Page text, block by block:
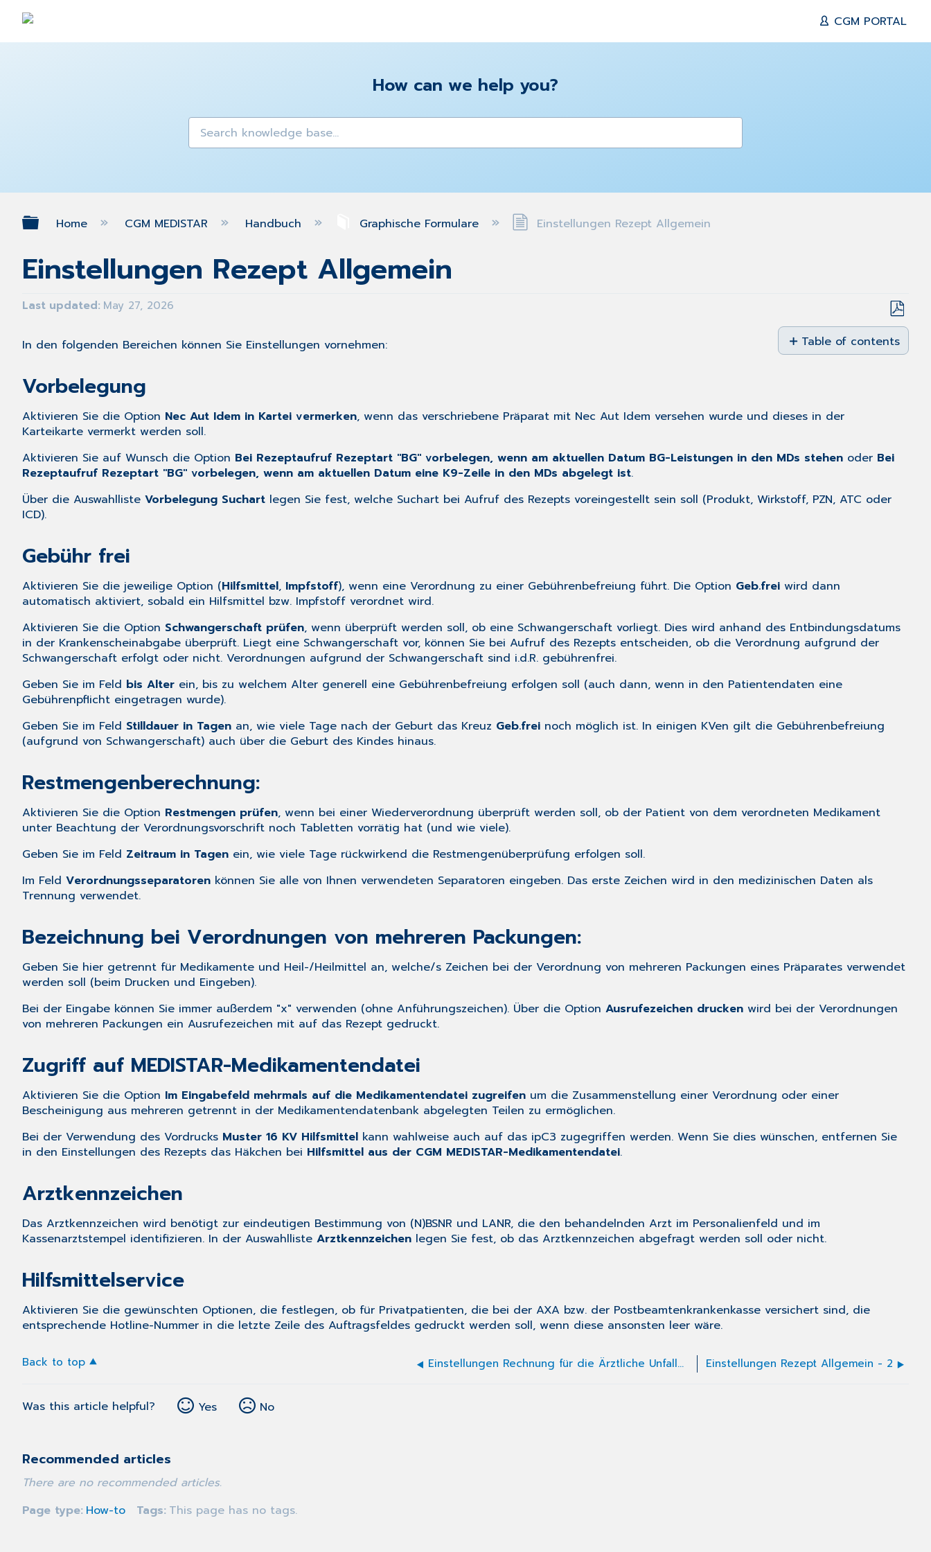
CGM PORTAL
How can we help you?
Expand/collapse global hierarchy
Home CGM MEDISTAR Handbuch Graphische Formulare Einstellungen Rezept Allgemein
Einstellungen Rezept Allgemein
Last updated May 27, 2026
Save
as
PDF
Table of contents
Verordnungen
mehreren
Packungen:
Arztkennzeichen
In den folgenden Bereichen können Sie Einstellungen vornehmen:
Vorbelegung
Aktivieren Sie die Option Nec Aut Idem in Kartei vermerken, wenn das verschriebene Präparat mit Nec Aut Idem versehen wurde und dieses in der
Karteikarte vermerkt werden soll.
Aktivieren Sie auf Wunsch die Option Bei Rezeptaufruf Rezeptart "BG" vorbelegen, wenn am aktuellen Datum BG-Leistungen in den MDs stehen oder Bei
Rezeptaufruf Rezeptart "BG" vorbelegen, wenn am aktuellen Datum eine K9-Zeile in den MDs abgelegt ist.
Über die Auswahlliste Vorbelegung Suchart legen Sie fest, welche Suchart bei Aufruf des Rezepts voreingestellt sein soll (Produkt, Wirkstoff, PZN, ATC oder
ICD).
Gebühr frei
Aktivieren Sie die jeweilige Option (Hilfsmittel, Impfstoff), wenn eine Verordnung zu einer Gebührenbefreiung führt. Die Option Geb.frei wird dann
automatisch aktiviert, sobald ein Hilfsmittel bzw. Impfstoff verordnet wird.
Aktivieren Sie die Option Schwangerschaft prüfen, wenn überprüft werden soll, ob eine Schwangerschaft vorliegt. Dies wird anhand des Entbindungsdatums
in der Krankenscheinabgabe überprüft. Liegt eine Schwangerschaft vor, können Sie bei Aufruf des Rezepts entscheiden, ob die Verordnung aufgrund der
Schwangerschaft erfolgt oder nicht. Verordnungen aufgrund der Schwangerschaft sind i.d.R. gebührenfrei.
Geben Sie im Feld bis Alter ein, bis zu welchem Alter generell eine Gebührenbefreiung erfolgen soll (auch dann, wenn in den Patientendaten eine
Gebührenpflicht eingetragen wurde).
Geben Sie im Feld Stilldauer in Tagen an, wie viele Tage nach der Geburt das Kreuz Geb.frei noch möglich ist. In einigen KVen gilt die Gebührenbefreiung
(aufgrund von Schwangerschaft) auch über die Geburt des Kindes hinaus.
Restmengenberechnung:
Aktivieren Sie die Option Restmengen prüfen, wenn bei einer Wiederverordnung überprüft werden soll, ob der Patient von dem verordneten Medikament
unter Beachtung der Verordnungsvorschrift noch Tabletten vorrätig hat (und wie viele).
Geben Sie im Feld Zeitraum in Tagen ein, wie viele Tage rückwirkend die Restmengenüberprüfung erfolgen soll.
Im Feld Verordnungsseparatoren können Sie alle von Ihnen verwendeten Separatoren eingeben. Das erste Zeichen wird in den medizinischen Daten als
Trennung verwendet.
Bezeichnung bei Verordnungen von mehreren Packungen:
Geben Sie hier getrennt für Medikamente und Heil-/Heilmittel an, welche/s Zeichen bei der Verordnung von mehreren Packungen eines Präparates verwendet
werden soll (beim Drucken und Eingeben).
Bei der Eingabe können Sie immer außerdem "x" verwenden (ohne Anführungszeichen). Über die Option Ausrufezeichen drucken wird bei der Verordnungen
von mehreren Packungen ein Ausrufezeichen mit auf das Rezept gedruckt.
Zugriff auf MEDISTAR-Medikamentendatei
Aktivieren Sie die Option Im Eingabefeld mehrmals auf die Medikamentendatei zugreifen um die Zusammenstellung einer Verordnung oder einer
Bescheinigung aus mehreren getrennt in der Medikamentendatenbank abgelegten Teilen zu ermöglichen.
Bei der Verwendung des Vordrucks Muster 16 KV Hilfsmittel kann wahlweise auch auf das ipC3 zugegriffen werden. Wenn Sie dies wünschen, entfernen Sie
in den Einstellungen des Rezepts das Häkchen bei Hilfsmittel aus der CGM MEDISTAR-Medikamentendatei.
Arztkennzeichen
Das Arztkennzeichen wird benötigt zur eindeutigen Bestimmung von (N)BSNR und LANR, die den behandelnden Arzt im Personalienfeld und im
Kassenarztstempel identifizieren. In der Auswahlliste Arztkennzeichen legen Sie fest, ob das Arztkennzeichen abgefragt werden soll oder nicht.
Hilfsmittelservice
Aktivieren Sie die gewünschten Optionen, die festlegen, ob für Privatpatienten, die bei der AXA bzw. der Postbeamtenkrankenkasse versichert sind, die
entsprechende Hotline-Nummer in die letzte Zeile des Auftragsfeldes gedruckt werden soll, wenn diese ansonsten leer wäre.
Back to top Einstellungen Rechnung für die Ärztliche Unfallmeldung (F1050) Einstellungen Rezept Allgemein - 2
Was this article helpful? Yes No
Recommended articles
There are no recommended articles.
Page type How-to Tags This page has no tags.